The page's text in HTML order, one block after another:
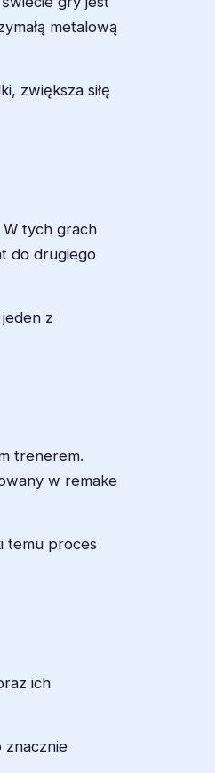
metalową
zwiększa siłę
W tych grach
do drugiego
z
trenerem.
w remake
temu proces
ich
znacznie